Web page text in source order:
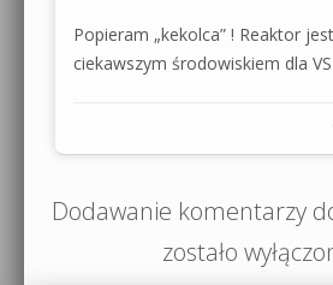
Popieram „kekolca” ! Reaktor
ciekawszym środowiskiem dla
Dodawanie komentarzy
zostało